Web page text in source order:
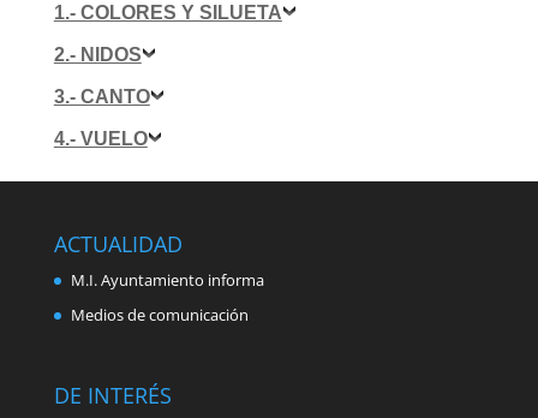
1.- COLORES Y SILUETA
2.- NIDOS
3.- CANTO
4.- VUELO
ACTUALIDAD
M.I. Ayuntamiento informa
Medios de comunicación
DE INTERÉS